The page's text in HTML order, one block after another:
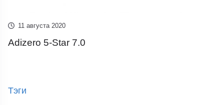
11 августа 2020
Adizero 5-Star 7.0
Тэги